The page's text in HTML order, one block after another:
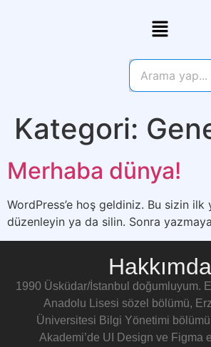
Kategori:
Merhaba dünya!
WordPress’e hoş geldiniz. Bu sizin ilk
düzenleyin ya da silin. Sonra
Hakkımda
1990 Üsküdar/İstanbul doğumluyum.
Anadolu Lisesi sözel bölümü,
Üniversitesi Bilgi Yönetimi
Akademi’de UI Design ve Figma